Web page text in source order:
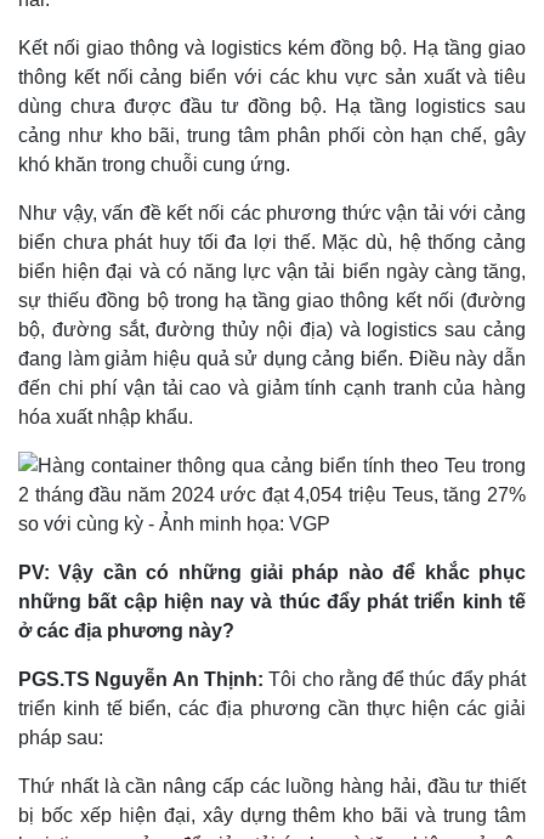
Pháp luật
Vụ án
Tin nóng
Tư vấn luật
Quân sự - Quốc phòng
Vũ khí
Việt Nam
Phân tích
Thể thao
Bóng đá
Ô tô - Xe máy
Ô tô
Kết nối giao thông và logistics kém đồng bộ. Hạ tầng giao
thông kết nối cảng biển với các khu vực sản xuất và tiêu
dùng chưa được đầu tư đồng bộ. Hạ tầng logistics sau
cảng như kho bãi, trung tâm phân phối còn hạn chế, gây
khó khăn trong chuỗi cung ứng.
Như vậy, vấn đề kết nối các phương thức vận tải với cảng
biển chưa phát huy tối đa lợi thế. Mặc dù, hệ thống cảng
biển hiện đại và có năng lực vận tải biển ngày càng tăng,
sự thiếu đồng bộ trong hạ tầng giao thông kết nối (đường
bộ, đường sắt, đường thủy nội địa) và logistics sau cảng
đang làm giảm hiệu quả sử dụng cảng biển. Điều này dẫn
đến chi phí vận tải cao và giảm tính cạnh tranh của hàng
hóa xuất nhập khẩu.
PV: Vậy cần có những giải pháp nào để khắc phục
những bất cập hiện nay và thúc đẩy phát triển kinh tế
ở các địa phương này?
PGS.TS Nguyễn An Thịnh: Tôi cho rằng để thúc đẩy phát
triển kinh tế biển, các địa phương cần thực hiện các giải
pháp sau:
Thứ nhất là cần nâng cấp các luồng hàng hải, đầu tư thiết
bị bốc xếp hiện đại, xây dựng thêm kho bãi và trung tâm